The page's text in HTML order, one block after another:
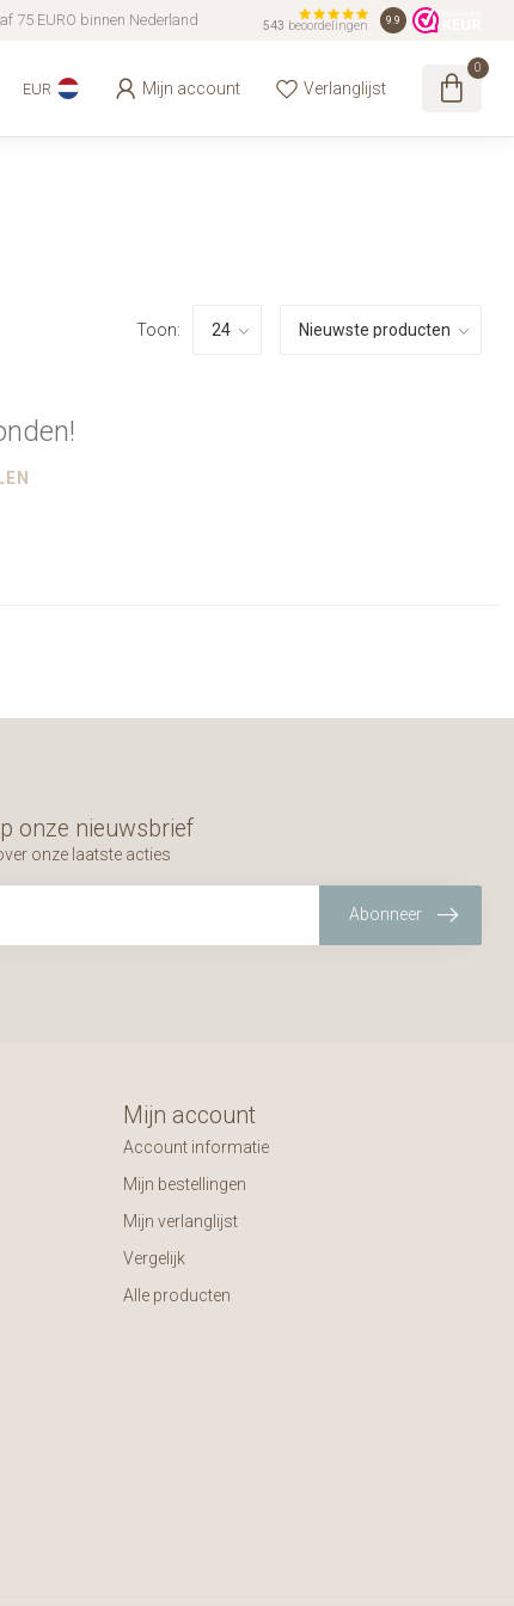
75 EURO binnen Nederland 543 beoordelingen 9.9
EUR Mijn account Verlanglijst
0
Toon:
onze nieuwsbrief
onze laatste acties
Abonneer
Mijn account
Account informatie
Mijn bestellingen
Mijn verlanglijst
Vergelijk
Alle producten